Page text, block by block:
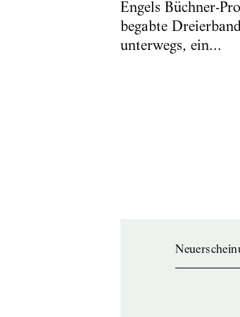
Engels Büchner-
begabte
unterwegs, ein...